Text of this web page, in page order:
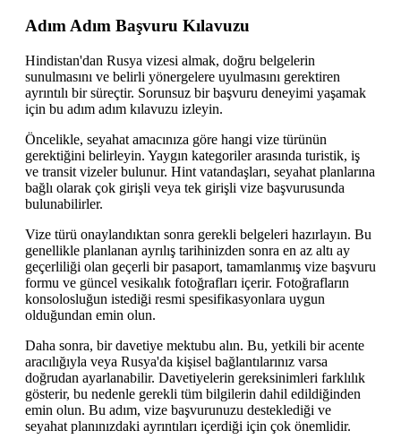
Adım Adım Başvuru Kılavuzu
Hindistan'dan Rusya vizesi almak, doğru belgelerin
sunulmasını ve belirli yönergelere uyulmasını gerektiren
ayrıntılı bir süreçtir. Sorunsuz bir başvuru deneyimi yaşamak
için bu adım adım kılavuzu izleyin.
Öncelikle, seyahat amacınıza göre hangi vize türünün
gerektiğini belirleyin. Yaygın kategoriler arasında turistik, iş
ve transit vizeler bulunur. Hint vatandaşları, seyahat planlarına
bağlı olarak çok girişli veya tek girişli vize başvurusunda
bulunabilirler.
Vize türü onaylandıktan sonra gerekli belgeleri hazırlayın. Bu
genellikle planlanan ayrılış tarihinizden sonra en az altı ay
geçerliliği olan geçerli bir pasaport, tamamlanmış vize başvuru
formu ve güncel vesikalık fotoğrafları içerir. Fotoğrafların
konsolosluğun istediği resmi spesifikasyonlara uygun
olduğundan emin olun.
Daha sonra, bir davetiye mektubu alın. Bu, yetkili bir acente
aracılığıyla veya Rusya'da kişisel bağlantılarınız varsa
doğrudan ayarlanabilir. Davetiyelerin gereksinimleri farklılık
gösterir, bu nedenle gerekli tüm bilgilerin dahil edildiğinden
emin olun. Bu adım, vize başvurunuzu desteklediği ve
seyahat planınızdaki ayrıntıları içerdiği için çok önemlidir.